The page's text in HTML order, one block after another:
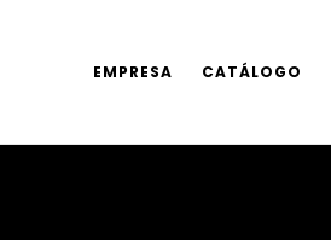
EMPRESA CATÁLOGO